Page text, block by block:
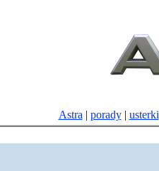
Astra | porady| usterki